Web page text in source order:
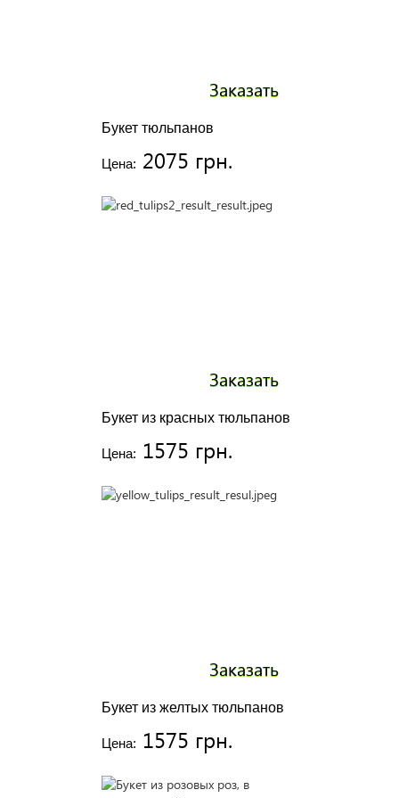
Букет тюльпанов
Цена: 2075 грн.
Заказать
Букет из красных тюльпанов
Цена: 1575 грн.
Заказать
Букет из желтых тюльпанов
Цена: 1575 грн.
Заказать